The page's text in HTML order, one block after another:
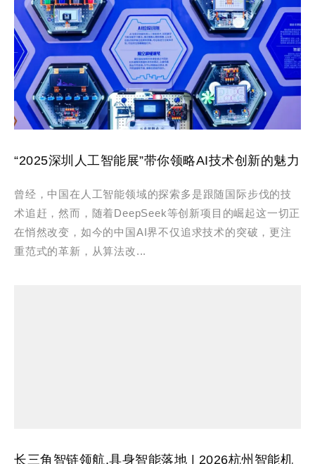
“2025深圳人工智能展”带你领略AI技术创新的魅力
曾经，中国在人工智能领域的探索多是跟随国际步伐的技
术追赶，然而，随着DeepSeek等创新项目的崛起这一切正
在悄然改变，如今的中国AI界不仅追求技术的突破，更注
重范式的革新，从算法改...
长三角智链领航,具身智能落地 | 2026杭州智能机